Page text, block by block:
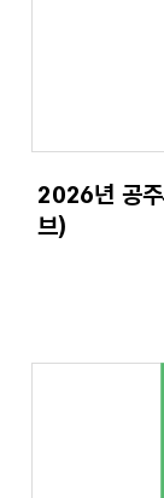
2026년 공
브)